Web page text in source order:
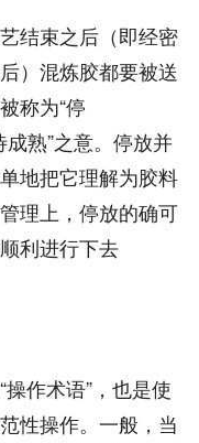
结束之后（即经密
）混炼胶都要被送
称为“停
熟”之意。停放并
地把它理解为胶料
理上，停放的确可
利进行下去
作术语”，也是使
性操作。一般，当